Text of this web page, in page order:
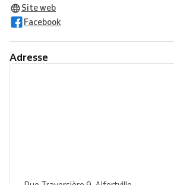
Site web
Facebook
Adresse